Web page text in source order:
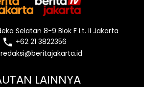
Selatan 8-9 Blok F Lt. II Jakarta
local_phone +62 21 3822356
redaksi@beritajakarta.id
LAINNYA